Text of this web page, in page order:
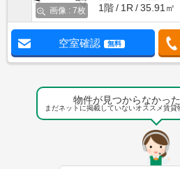
画像 : 7枚
1階
1R 35.91㎡
空室確認 無料
物件が見つからなかっ
まだネットに掲載していないオススメ賃